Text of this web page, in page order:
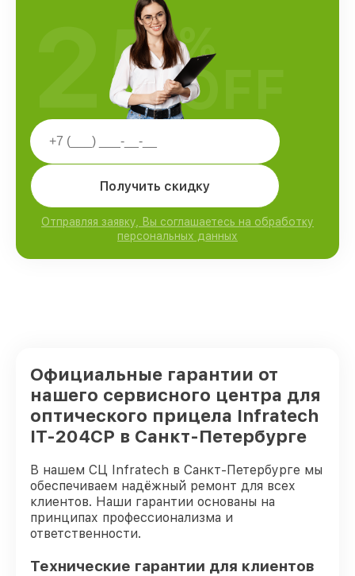
Получить скидку
Отправляя заявку, Вы соглашаетесь на обработку
персональных данных
25%
OFF
Официальные гарантии от
нашего сервисного центра для
оптического прицела Infratech
IT-204CP в Санкт-Петербурге
В нашем СЦ Infratech в Санкт-Петербурге мы
обеспечиваем надёжный ремонт для всех
клиентов. Наши гарантии основаны на
принципах профессионализма и
ответственности.
Технические гарантии для клиентов